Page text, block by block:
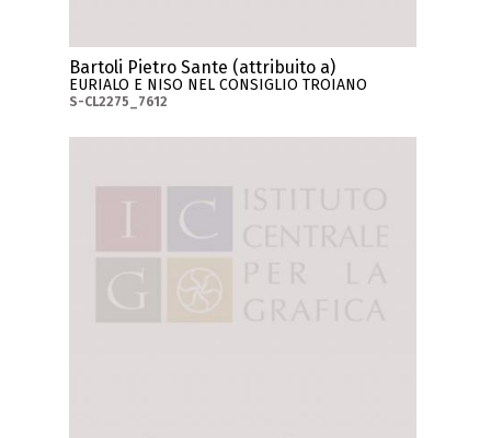
Bartoli Pietro Sante (attribuito a)
EURIALO E NISO NEL CONSIGLIO TROIANO
S-CL2275_7612